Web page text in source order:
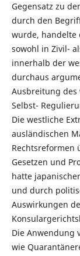
Gegensatz zu
durch den
wurde, handelte
sowohl in Zivil-
innerhalb der
durchaus
Ausbreitung
Selbst-
Die westliche
ausländischen
Rechtsreformen
Gesetzen und
hatte
und durch
Auswirkungen
Die Anwendung
wie